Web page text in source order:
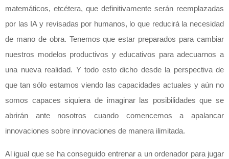
matemáticos, etcétera, que definitivamente serán reemplazadas
por las IA y revisadas por humanos, lo que reducirá la necesidad
de mano de obra. Tenemos que estar preparados para cambiar
nuestros modelos productivos y educativos para adecuarnos a
una nueva realidad. Y todo esto dicho desde la perspectiva de
que tan sólo estamos viendo las capacidades actuales y aún no
somos capaces siquiera de imaginar las posibilidades que se
abrirán ante nosotros cuando comencemos a apalancar
innovaciones sobre innovaciones de manera ilimitada.
Al igual que se ha conseguido entrenar a un ordenador para jugar